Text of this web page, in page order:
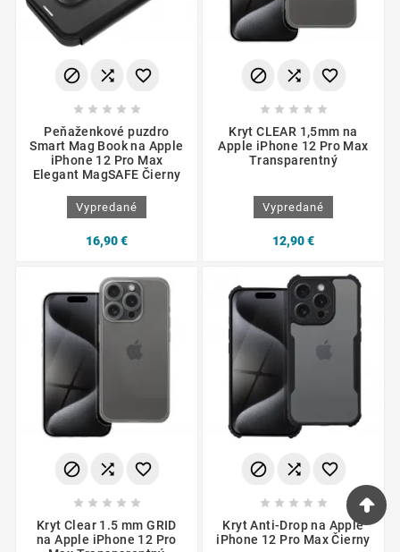
  
    
Peňaženkové puzdro
Smart Mag Book na Apple
iPhone 12 Pro Max
Elegant MagSAFE Čierny
Vypredané
16,90 €
  
    
Kryt CLEAR 1,5mm na
Apple iPhone 12 Pro Max
Transparentný
Vypredané
12,90 €
  
    
Kryt Clear 1.5 mm GRID
na Apple iPhone 12 Pro
  
    
Kryt Anti-Drop na Apple
iPhone 12 Pro Max Čierny